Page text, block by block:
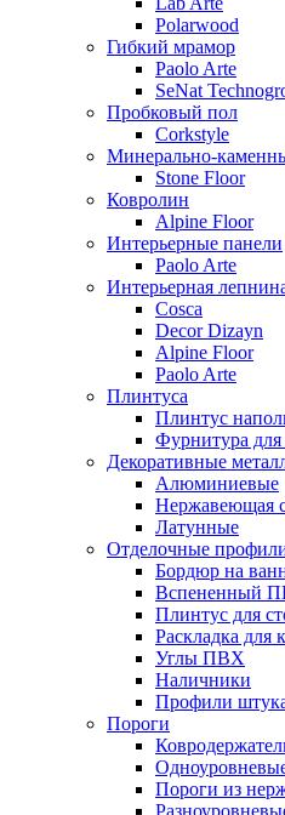
Polarwood
Гибкий мрамор
Paolo Arte
SeNat
Пробковый пол
Corkstyle
Минерально-
Stone Floor
Ковролин
Alpine Floor
Интерьерные панели
Paolo Arte
Интерьерная
Cosca
Decor Dizayn
Alpine Floor
Paolo Arte
Плинтуса
Плинтус
Фурнитура для
Декоративные
Алюминиевые
Нержавеющая
Латунные
Отделочные
Бордюр на
Вспененный
Плинтус для
Раскладка для
Углы ПВХ
Наличники
Профили
Пороги
Пороги из